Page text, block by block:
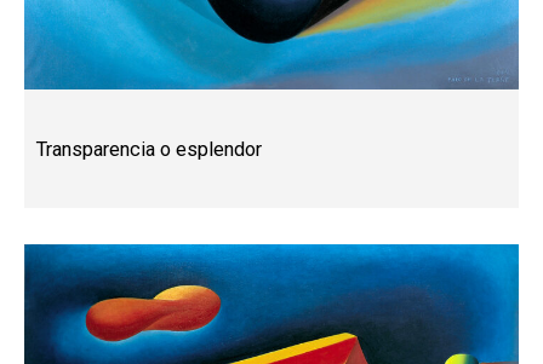
Transparencia o esplendor